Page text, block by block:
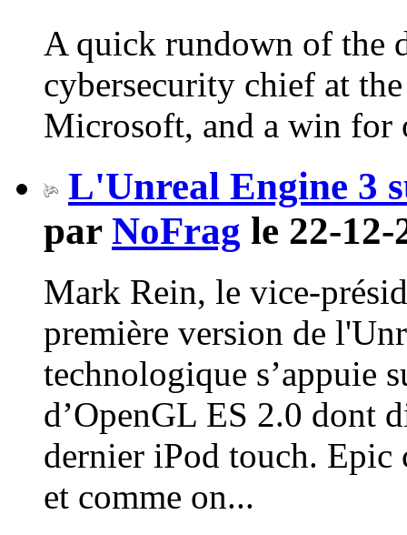
A quick rundown of the
cybersecurity chief at
Microsoft, and a win for
L'Unreal Engine 3
par NoFrag le 22-12-
Mark Rein, le vice-
première version de
technologique s’appuie
d’OpenGL ES 2.0 dont
dernier iPod touch. Epic
et comme on...